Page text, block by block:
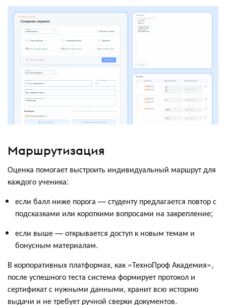
Маршрутизация
Оценка помогает выстроить индивидуальный маршрут для
каждого ученика:
если балл ниже порога — студенту предлагается повтор с
подсказками или короткими вопросами на закрепление;
если выше — открывается доступ к новым темам и
бонусным материалам.
В корпоративных платформах, как «ТехноПроф Академия»,
после успешного теста система формирует протокол и
сертификат с нужными данными, хранит всю историю
выдачи и не требует ручной сверки документов.